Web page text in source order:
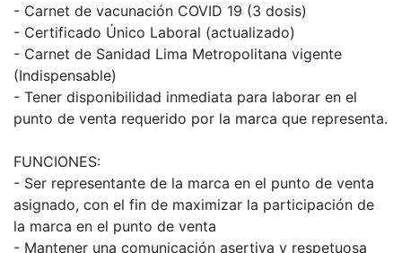
- Carnet de vacunación COVID 19 (3 dosis)
- Certificado Único Laboral (actualizado)
- Carnet de Sanidad Lima Metropolitana vigente
(Indispensable)
- Tener disponibilidad inmediata para laborar en el
punto de venta requerido por la marca que representa.
FUNCIONES:
- Ser representante de la marca en el punto de venta
asignado, con el fin de maximizar la participación de
la marca en el punto de venta
- Mantener una comunicación asertiva y respetuosa